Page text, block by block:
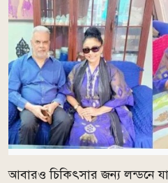
আবারও চিকিৎসার জন্য লন্ডনে